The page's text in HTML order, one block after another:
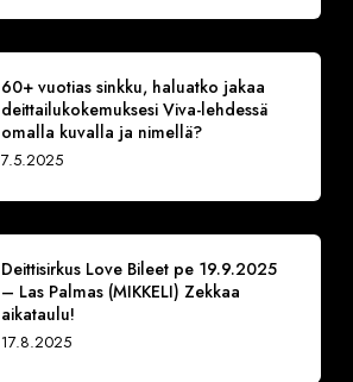
60+ vuotias sinkku, haluatko jakaa
deittailukokemuksesi Viva-lehdessä
omalla kuvalla ja nimellä?
7.5.2025
Deittisirkus Love Bileet pe 19.9.2025
– Las Palmas (MIKKELI) Zekkaa
aikataulu!
17.8.2025